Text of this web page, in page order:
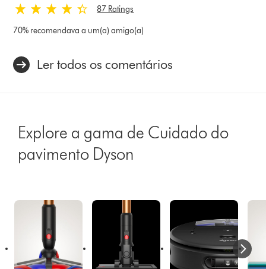
87 Ratings
70% recomendava a um(a) amigo(a)
Ler todos os comentários
Explore a gama de Cuidado do
pavimento Dyson